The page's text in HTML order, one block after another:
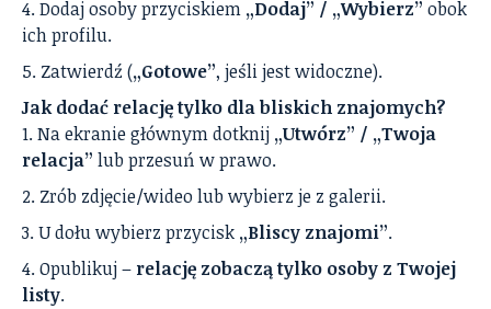
Dodaj osoby przyciskiem „Dodaj” / „Wybierz” obok
ich profilu.
Zatwierdź („Gotowe”, jeśli jest widoczne).
Jak dodać relację tylko dla bliskich znajomych?
Na ekranie głównym dotknij „Utwórz” / „Twoja
relacja” lub przesuń w prawo.
Zrób zdjęcie/wideo lub wybierz je z galerii.
U dołu wybierz przycisk „Bliscy znajomi”.
Opublikuj – relację zobaczą tylko osoby z Twojej
listy.